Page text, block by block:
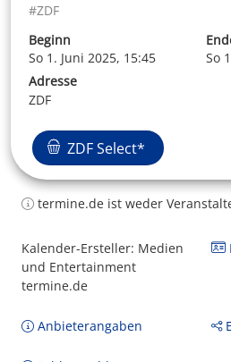
#ZDF
Beginn
So 1. Juni 2025, 15:45
So
Adresse
ZDF
ZDF Select*
termine.de ist weder
Kalender-Ersteller: Medien
und Entertainment
termine.de
Anbieterangaben